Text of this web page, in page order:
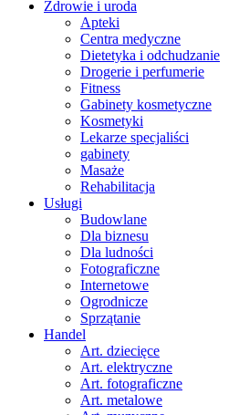
Zdrowie i uroda
Apteki
Centra medyczne
Dietetyka i odchudzanie
Drogerie i perfumerie
Fitness
Gabinety kosmetyczne
Kosmetyki
Lekarze specjaliści
gabinety
Masaże
Rehabilitacja
Usługi
Budowlane
Dla biznesu
Dla ludności
Fotograficzne
Internetowe
Ogrodnicze
Sprzątanie
Handel
Art. dziecięce
Art. elektryczne
Art. fotograficzne
Art. metalowe